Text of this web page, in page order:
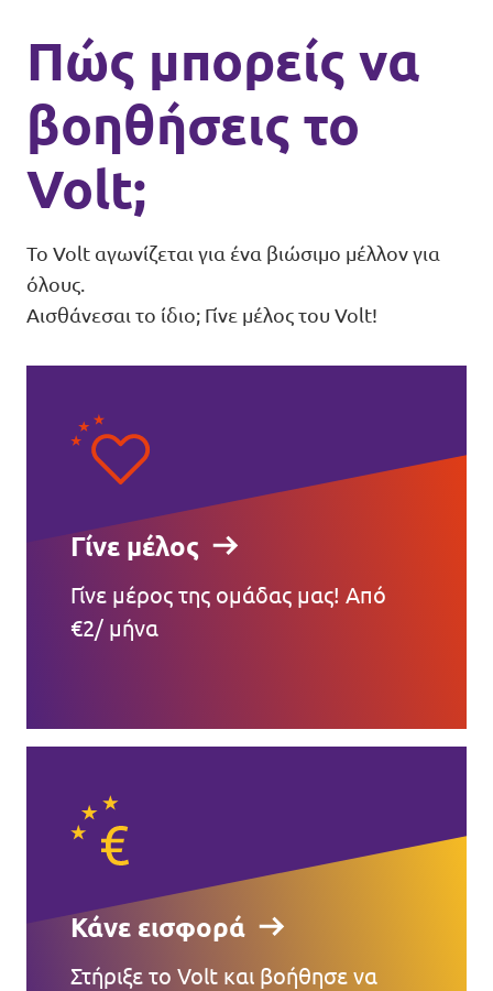
Πώς μπορείς να
βοηθήσεις το
Volt;
Το Volt αγωνίζεται για ένα βιώσιμο μέλλον για
όλους.
Αισθάνεσαι το ίδιο; Γίνε μέλος του Volt!
Γίνε μέλος
Γίνε μέρος της ομάδας μας! Από
€2/ μήνα
Κάνε εισφορά
Στήριξε το Volt και βοήθησε να